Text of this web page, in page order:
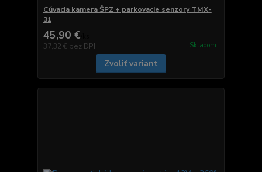
Cúvacia kamera ŠPZ + parkovacie senzory TMX-
31
45,90 €
37,32 € bez DPH Skladom
Zvoliť variant